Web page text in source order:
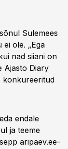
Sulemees
ole. „Ega
nad siiani on
Ajasto Diary
konkureeritud
endale
ja teeme
aripaev.ee-